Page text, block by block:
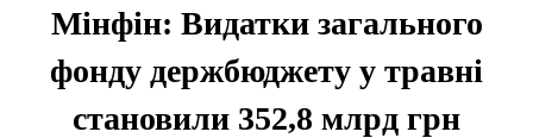
Мінфін: Видатки загального
фонду держбюджету у травні
становили 352,8 млрд грн